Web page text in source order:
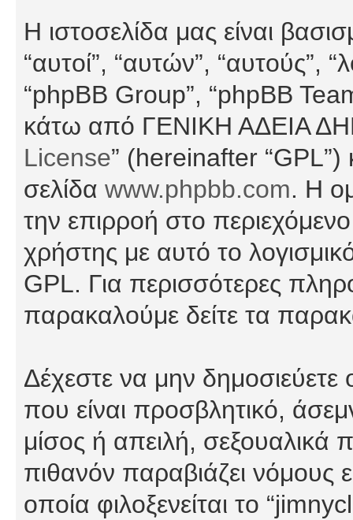
Η ιστοσελίδα μας είναι
“αυτοί”, “αυτών”, “αυτούς”,
“phpBB Group”, “phpBB
κάτω από ΓΕΝΙΚΗ ΑΔΕΙΑ
License” (hereinafter “GPL”)
σελίδα www.phpbb.com. Η
την επιρροή στο
χρήστης με αυτό το
GPL. Για περισσότερες
παρακαλούμε δείτε τα
Δέχεστε να μην
που είναι προσβλητικό,
μίσος ή απειλή, σεξουαλικά
πιθανόν παραβιάζει νόμους
οποία φιλοξενείται το